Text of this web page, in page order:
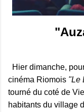
Hier dimanche,
cinéma Riomois "Le
tourné du coté de
habitants du village